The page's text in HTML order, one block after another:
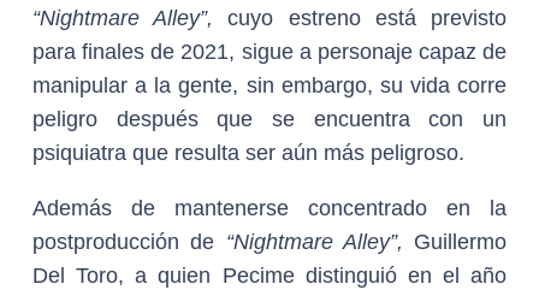
“Nightmare Alley”,
cuyo estreno está previsto
para finales de 2021, sigue a personaje capaz de
manipular a la gente, sin embargo, su vida corre
peligro después que se encuentra con un
psiquiatra que resulta ser aún más peligroso.
Además de mantenerse concentrado en la
postproducción de “Nightmare Alley”, Guillermo
Del Toro, a quien Pecime distinguió en el año